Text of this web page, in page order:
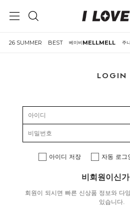
26 SUMMER BEST 베이비MELLMELL 주
LOGIN
아이디 저장 자동 로그
비회원이신
회원이 되시면 빠른 신상품 정보와 다
있습니다.